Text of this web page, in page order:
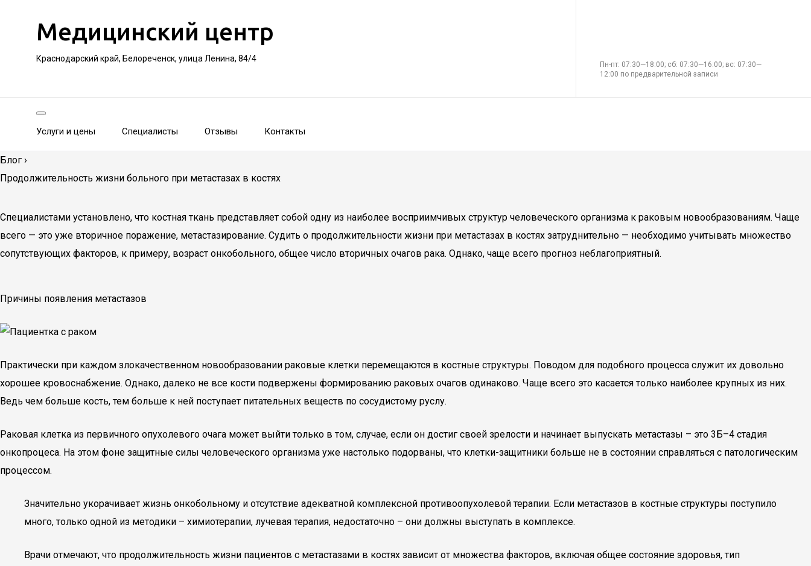
Медицинский центр
Краснодарский край, Белореченск, улица Ленина, 84/4
Пн-пт: 07:30—18:00; сб: 07:30—16:00; вс: 07:30—
12:00 по предварительной записи
Услуги и цены Специалисты Отзывы Контакты
Блог ›
Продолжительность жизни больного при метастазах в костях
Специалистами установлено, что костная ткань представляет собой одну из наиболее восприимчивых структур человеческого организма к раковым новообразованиям. Чаще
всего — это уже вторичное поражение, метастазирование. Судить о продолжительности жизни при метастазах в костях затруднительно — необходимо учитывать множество
сопутствующих факторов, к примеру, возраст онкобольного, общее число вторичных очагов рака. Однако, чаще всего прогноз неблагоприятный.
Причины появления метастазов
Практически при каждом злокачественном новообразовании раковые клетки перемещаются в костные структуры. Поводом для подобного процесса служит их довольно
хорошее кровоснабжение. Однако, далеко не все кости подвержены формированию раковых очагов одинаково. Чаще всего это касается только наиболее крупных из них.
Ведь чем больше кость, тем больше к ней поступает питательных веществ по сосудистому руслу.
Раковая клетка из первичного опухолевого очага может выйти только в том, случае, если он достиг своей зрелости и начинает выпускать метастазы – это 3Б–4 стадия
онкопроцеса. На этом фоне защитные силы человеческого организма уже настолько подорваны, что клетки-защитники больше не в состоянии справляться с патологическим
процессом.
Значительно укорачивает жизнь онкобольному и отсутствие адекватной комплексной противоопухолевой терапии. Если метастазов в костные структуры поступило
много, только одной из методики – химиотерапии, лучевая терапия, недостаточно – они должны выступать в комплексе.
Врачи отмечают, что продолжительность жизни пациентов с метастазами в костях зависит от множества факторов, включая общее состояние здоровья, тип